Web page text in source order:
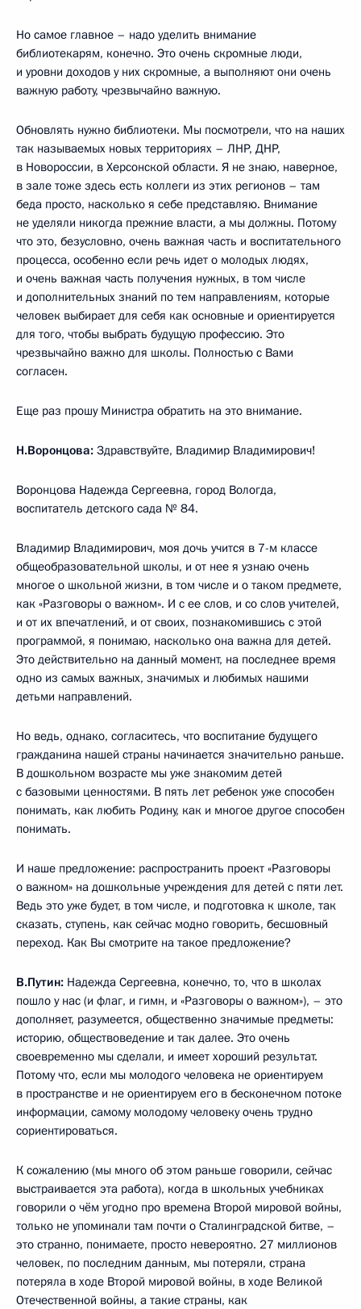
Но самое главное – надо уделить внимание
библиотекарям, конечно. Это очень скромные люди,
и уровни доходов у них скромные, а выполняют они очень
важную работу, чрезвычайно важную.
Обновлять нужно библиотеки. Мы посмотрели, что на наших
так называемых новых территориях – ЛНР, ДНР,
в Новороссии, в Херсонской области. Я не знаю, наверное,
в зале тоже здесь есть коллеги из этих регионов – там
беда просто, насколько я себе представляю. Внимание
не уделяли никогда прежние власти, а мы должны. Потому
что это, безусловно, очень важная часть и воспитательного
процесса, особенно если речь идет о молодых людях,
и очень важная часть получения нужных, в том числе
и дополнительных знаний по тем направлениям, которые
человек выбирает для себя как основные и ориентируется
для того, чтобы выбрать будущую профессию. Это
чрезвычайно важно для школы. Полностью с Вами
согласен.
Еще раз прошу Министра обратить на это внимание.
Н.Воронцова: Здравствуйте, Владимир Владимирович!
Воронцова Надежда Сергеевна, город Вологда,
воспитатель детского сада № 84.
Владимир Владимирович, моя дочь учится в 7-м классе
общеобразовательной школы, и от нее я узнаю очень
многое о школьной жизни, в том числе и о таком предмете,
как «Разговоры о важном». И с ее слов, и со слов учителей,
и от их впечатлений, и от своих, познакомившись с этой
программой, я понимаю, насколько она важна для детей.
Это действительно на данный момент, на последнее время
одно из самых важных, значимых и любимых нашими
детьми направлений.
Но ведь, однако, согласитесь, что воспитание будущего
гражданина нашей страны начинается значительно раньше.
В дошкольном возрасте мы уже знакомим детей
с базовыми ценностями. В пять лет ребенок уже способен
понимать, как любить Родину, как и многое другое способен
понимать.
И наше предложение: распространить проект «Разговоры
о важном» на дошкольные учреждения для детей с пяти лет.
Ведь это уже будет, в том числе, и подготовка к школе, так
сказать, ступень, как сейчас модно говорить, бесшовный
переход. Как Вы смотрите на такое предложение?
В.Путин: Надежда Сергеевна, конечно, то, что в школах
пошло у нас (и флаг, и гимн, и «Разговоры о важном»), – это
дополняет, разумеется, общественно значимые предметы:
историю, обществоведение и так далее. Это очень
своевременно мы сделали, и имеет хороший результат.
Потому что, если мы молодого человека не ориентируем
в пространстве и не ориентируем его в бесконечном потоке
информации, самому молодому человеку очень трудно
сориентироваться.
К сожалению (мы много об этом раньше говорили, сейчас
выстраивается эта работа), когда в школьных учебниках
говорили о чём угодно про времена Второй мировой войны,
только не упоминали там почти о Сталинградской битве, –
это странно, понимаете, просто невероятно. 27 миллионов
человек, по последним данным, мы потеряли, страна
потеряла в ходе Второй мировой войны, в ходе Великой
Отечественной войны, а такие страны, как